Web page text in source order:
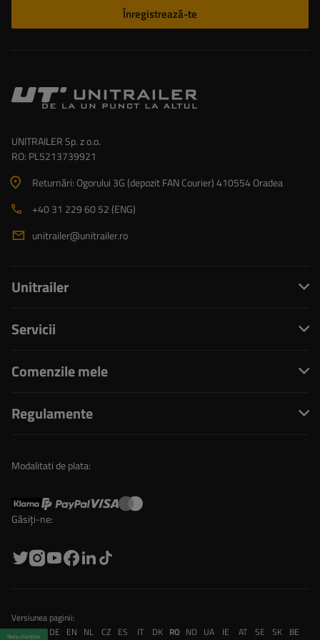
Înregistrează-te
UNITRAILER Sp. z o.o.
RO: PL5213739921
Returnări: Ogorului 3G (depozit FAN Courier) 410554 Oradea
+40 31 229 60 52 (ENG)
unitrailer@unitrailer.ro
Unitrailer
Servicii
Comenzile mele
Regulamente
Modalitati de plata:
Găsiți-ne:
Versiunea paginii:
PL FR DE EN NL CZ ES IT DK RO NO UA IE AT SE SK BE
Nota clienților